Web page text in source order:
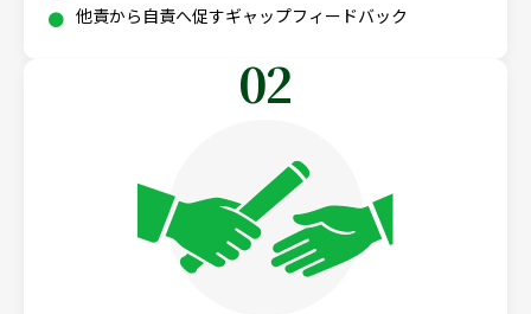
他責から自責へ促すギャップフィードバック
02